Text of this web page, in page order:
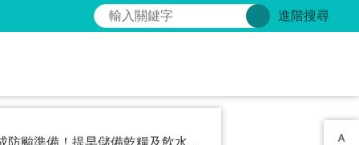
搜尋 進階搜尋